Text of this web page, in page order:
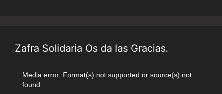
Zafra Solidaria Os da las Gracias.
Reproductor
de
Media error: Format(s) not supported or source(s) not
found